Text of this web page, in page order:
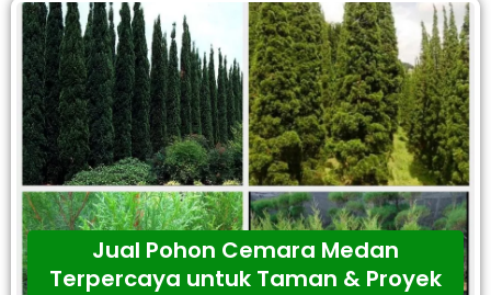
Jual Pohon Cemara Medan
Terpercaya untuk Taman & Proyek